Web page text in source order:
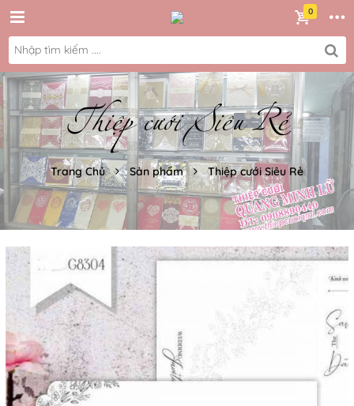
Thiệp cưới Siêu Rẻ
Trang Chủ Sản phẩm Thiệp cưới Siêu Rẻ